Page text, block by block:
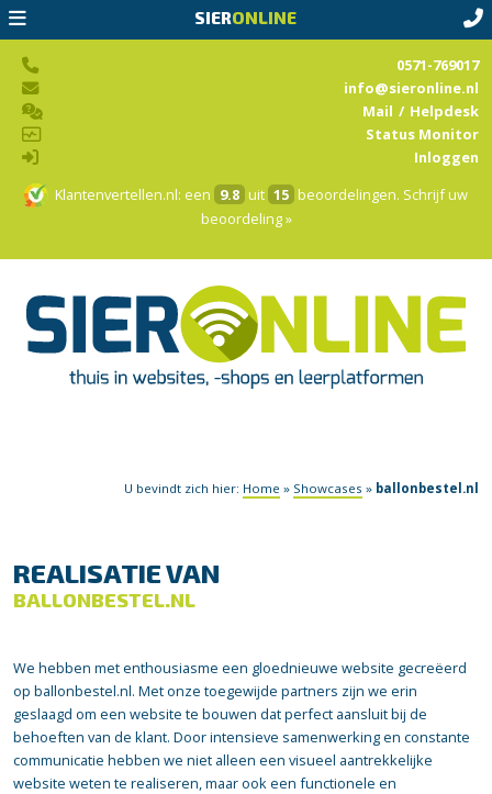
SIERONLINE
Klantenvertellen.nl: een 9.8 uit 15 beoordelingen. Schrijf uw
beoordeling »
0571-769017
info@sieronline.nl
Mail / Helpdesk
Status Monitor
Inloggen
U bevindt zich hier: Home » Showcases » ballonbestel.nl
REALISATIE VAN
BALLONBESTEL.NL
We hebben met enthousiasme een gloednieuwe website gecreëerd
op ballonbestel.nl. Met onze toegewijde partners zijn we erin
geslaagd om een website te bouwen dat perfect aansluit bij de
behoeften van de klant. Door intensieve samenwerking en constante
communicatie hebben we niet alleen een visueel aantrekkelijke
website weten te realiseren, maar ook een functionele en